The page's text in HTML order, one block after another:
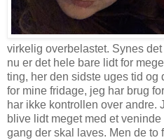
virkelig overbelastet. Synes
nu er det hele bare lidt for
ting, her den sidste uges tid og
for mine fridage, jeg har brug
har ikke kontrollen over andre.
blive lidt meget med et
gang der skal laves. Men de